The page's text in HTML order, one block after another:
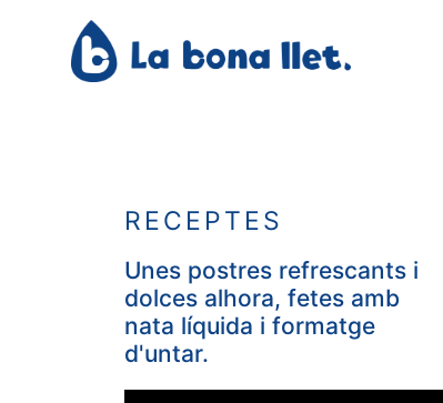
RECEPTES
Unes postres refrescants i
dolces alhora, fetes amb
nata líquida i formatge
d'untar.